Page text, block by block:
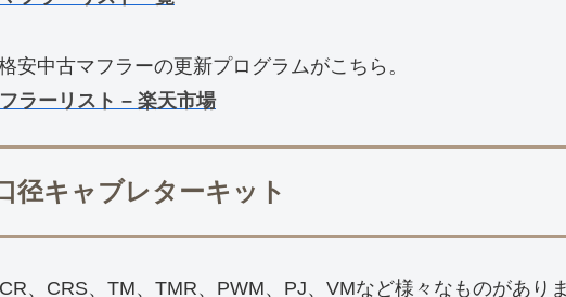
安中古マフラーの更新プログラムがこちら。
ラーリスト – 楽天市場
径キャブレターキット
、CRS、TM、TMR、PWM、PJ、VMなど様々なものがあり